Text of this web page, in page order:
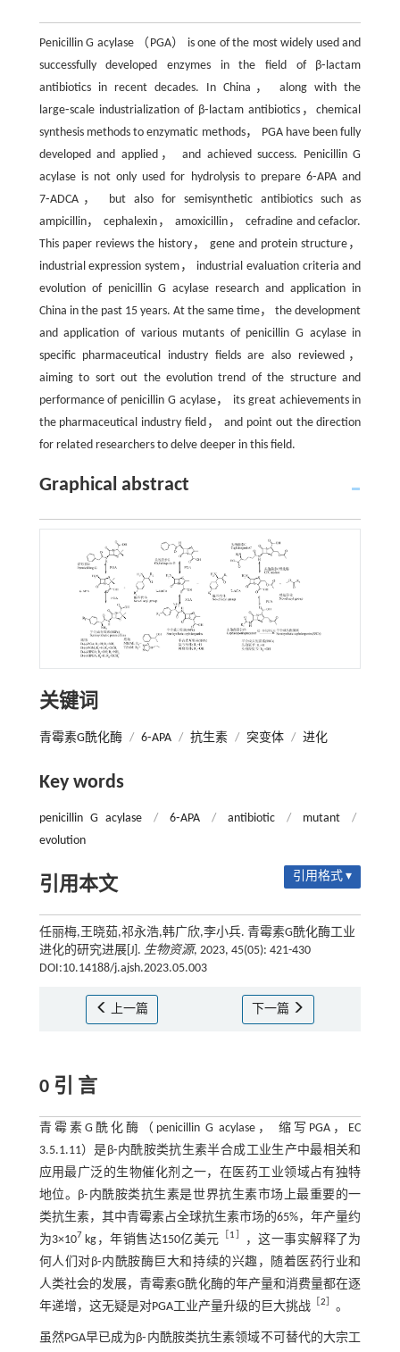
Penicillin G acylase （PGA） is one of the most widely used and
successfully developed enzymes in the field of β⁃lactam
antibiotics in recent decades. In China， along with the
large⁃scale industrialization of β⁃lactam antibiotics，chemical
synthesis methods to enzymatic methods， PGA have been fully
developed and applied， and achieved success. Penicillin G
acylase is not only used for hydrolysis to prepare 6⁃APA and
7⁃ADCA， but also for semisynthetic antibiotics such as
ampicillin， cephalexin， amoxicillin， cefradine and cefaclor.
This paper reviews the history， gene and protein structure，
industrial expression system， industrial evaluation criteria and
evolution of penicillin G acylase research and application in
China in the past 15 years. At the same time， the development
and application of various mutants of penicillin G acylase in
specific pharmaceutical industry fields are also reviewed，
aiming to sort out the evolution trend of the structure and
performance of penicillin G acylase， its great achievements in
the pharmaceutical industry field， and point out the direction
for related researchers to delve deeper in this field.
Graphical abstract
关键词
青霉素G酰化酶 / 6⁃APA / 抗生素 / 突变体 / 进化
Key words
penicillin G acylase / 6⁃APA / antibiotic / mutant
/
evolution
引用本文 引用格式 ▾
任丽梅,王晓茹,祁永浩,韩广欣,李小兵. 青霉素G酰化酶工业
进化的研究进展[J]. 生物资源, 2023, 45(05): 421-430
DOI:10.14188/j.ajsh.2023.05.003
上一篇 下一篇
0 引 言
青霉素G酰化酶（penicillin G acylase， 缩写PGA，EC
3.5.1.11）是β⁃内酰胺类抗生素半合成工业生产中最相关和
应用最广泛的生物催化剂之一，在医药工业领域占有独特
地位。β⁃内酰胺类抗生素是世界抗生素市场上最重要的一
类抗生素，其中青霉素占全球抗生素市场的65%，年产量约
为3×107 kg，年销售达150亿美元 ［1］
，这一事实解释了为
何人们对β⁃内酰胺酶巨大和持续的兴趣，随着医药行业和
人类社会的发展，青霉素G酰化酶的年产量和消费量都在逐
年递增，这无疑是对PGA工业产量升级的巨大挑战［2］ 。
虽然PGA早已成为β⁃内酰胺类抗生素领域不可替代的大宗工